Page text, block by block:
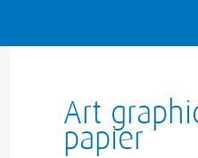
Art
papier